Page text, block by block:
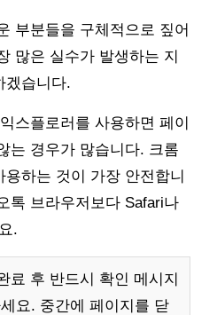
부분들을 구체적으로 짚어
많은 실수가 발생하는 지
겠습니다.
스플로러를 사용하면 페이
는 경우가 많습니다. 크롬
하는 것이 가장 안전합니
톡 브라우저보다 Safari나
.
료 후 반드시 확인 메시지
요. 중간에 페이지를 닫